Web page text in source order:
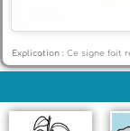
Explication : Ce signe fait